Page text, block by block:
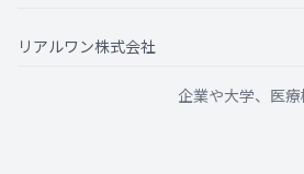
リアルワン株式会社
企業や大学、医